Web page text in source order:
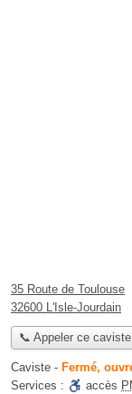
35 Route de Toulouse
32600 L'Isle-Jourdain
📞 Appeler ce caviste
Caviste - Fermé,
Services :
accès